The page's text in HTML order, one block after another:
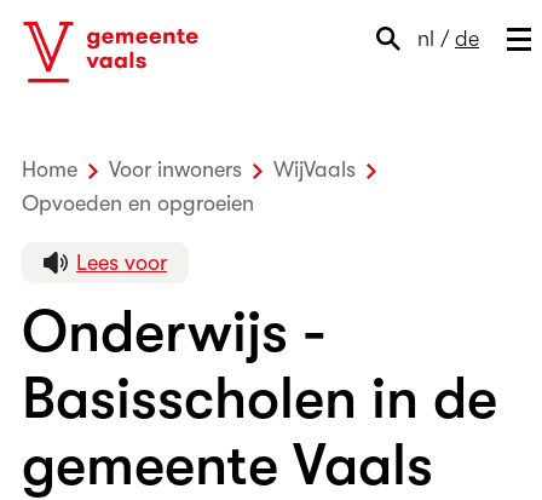
nl / de
Home Voor inwoners
WijVaals
Opvoeden en opgroeien
Lees voor
Onderwijs -
Basisscholen in de
gemeente Vaals